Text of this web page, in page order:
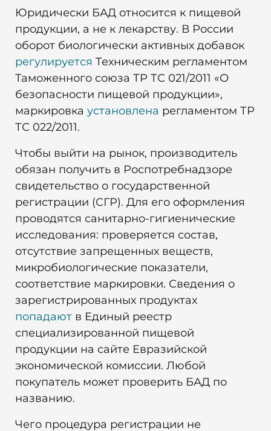
Юридически БАД относится к пищевой
продукции, а не к лекарству. В России
оборот биологически активных добавок
регулируется Техническим регламентом
Таможенного союза ТР ТС 021/2011 «О
безопасности пищевой продукции»,
маркировка установлена регламентом ТР
ТС 022/2011.
Чтобы выйти на рынок, производитель
обязан получить в Роспотребнадзоре
свидетельство о государственной
регистрации (СГР). Для его оформления
проводятся санитарно-гигиенические
исследования: проверяется состав,
отсутствие запрещенных веществ,
микробиологические показатели,
соответствие маркировки. Сведения о
зарегистрированных продуктах
попадают в Единый реестр
специализированной пищевой
продукции на сайте Евразийской
экономической комиссии. Любой
покупатель может проверить БАД по
названию.
Чего процедура регистрации не